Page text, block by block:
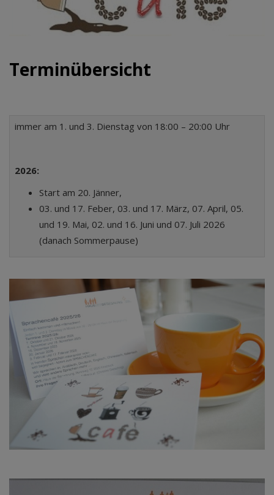
Terminübersicht
immer am 1. und 3. Dienstag von 18:00 – 20:00 Uhr
2026:
Start am 20. Jänner,
03. und 17. Feber, 03. und 17. März, 07. April, 05.
und 19. Mai, 02. und 16. Juni und 07. Juli 2026
(danach Sommerpause)